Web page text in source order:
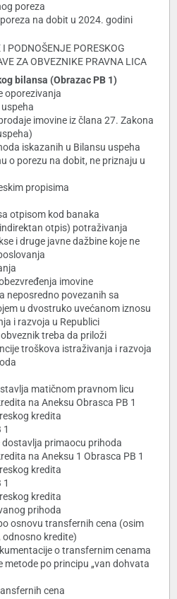
poreza
na dobit u 2024. godini
PODNOŠENJE PORESKOG
ZA OBVEZNIKE PRAVNA LICA
bilansa (Obrazac PB 1)
oporezivanja
imovine iz člana 27. Zakona
iskazanih u Bilansu uspeha
o porezu na dobit, ne priznaju u
propisima
otpisom kod banaka
otpis) potraživanja
i druge javne dažbine koje ne
imovine
neposredno povezanih sa
u dvostruko uvećanom iznosu
i razvoja u Republici
treba da priloži
troškova istraživanja i razvoja
matičnom pravnom licu
na Aneksu Obrasca PB 1
kredita
1
primaocu prihoda
na Aneksu 1 Obrasca PB 1
kredita
1
kredita
prihoda
osnovu transfernih cena (osim
odnosno kredite)
o transfernim cenama
metode po principu „van dohvata
cena